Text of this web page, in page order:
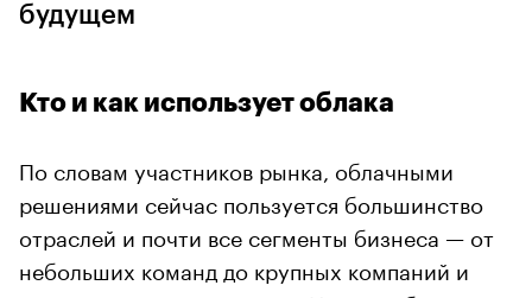
будущем
Кто и как использует облака
По словам участников рынка, облачными
решениями сейчас пользуется большинство
отраслей и почти все сегменты бизнеса — от
небольших команд до крупных компаний и